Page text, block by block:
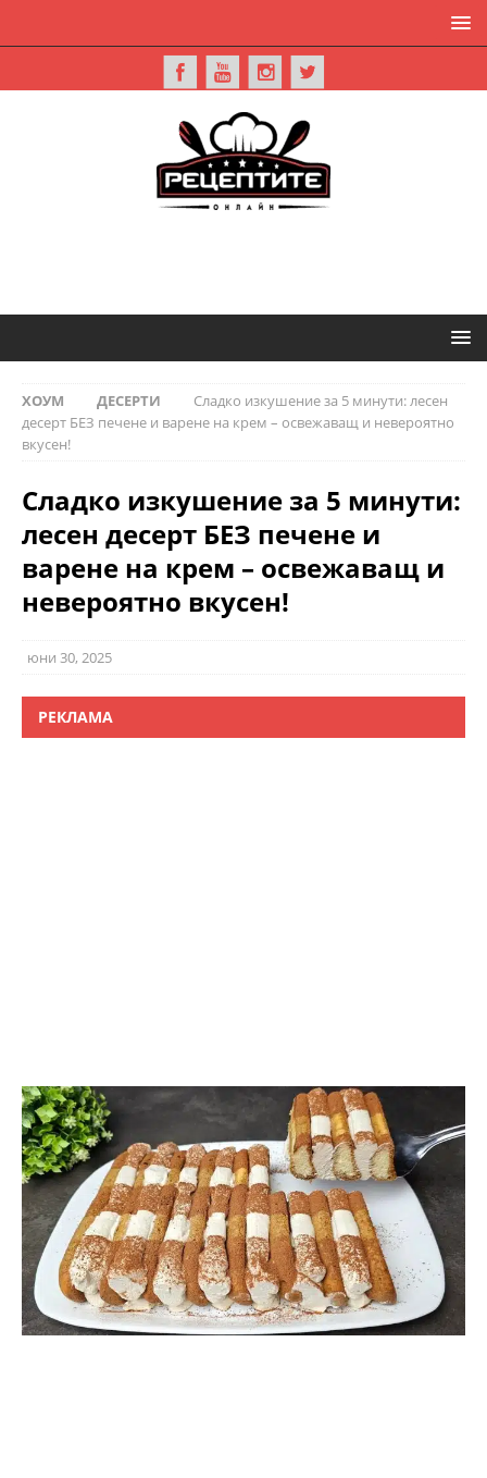
ХОУМ ДЕСЕРТИ
Сладко изкушение за 5 минути: лесен
десерт БЕЗ печене и варене на крем – освежаващ и невероятно
вкусен!
Сладко изкушение за 5 минути:
лесен десерт БЕЗ печене и
варене на крем – освежаващ и
невероятно вкусен!
юни 30, 2025
РЕКЛАМА